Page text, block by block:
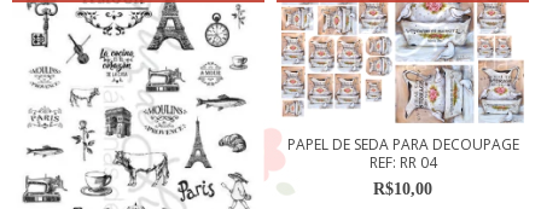
PAPEL DE SEDA PARA DECOUPAGE
REF: RR 04
R$10,00